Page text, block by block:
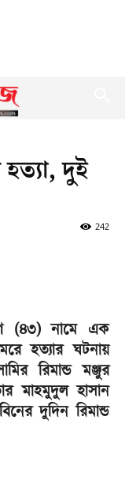
দুই
242
(৪৩) নামে এক
হত্যার ঘটনায়
রিমান্ড মঞ্জুর
মাহমুদুল হাসান
দুদিন রিমান্ড